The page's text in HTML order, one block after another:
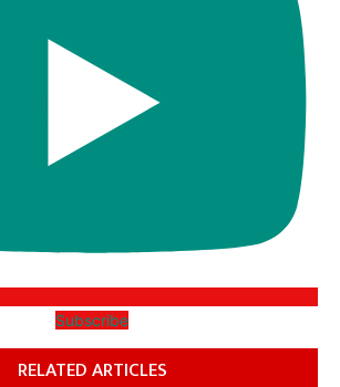
Subscribe
RELATED ARTICLES